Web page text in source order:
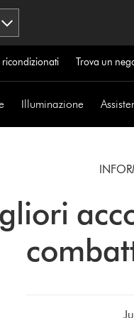
ricondizionati Trova un
Illuminazione